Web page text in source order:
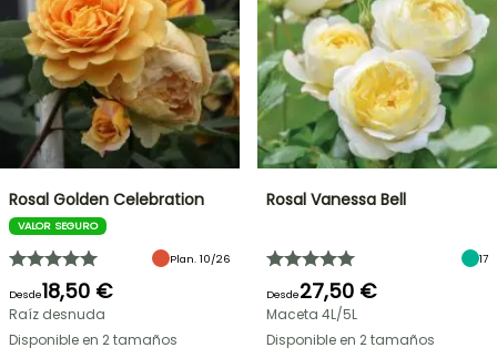
Rosal Golden Celebration
VALOR SEGURO
Plan. 10/26
Desde18,50 €
Raíz desnuda
Disponible en 2 tamaños
Rosal Vanessa Bell
17
Desde27,50 €
Maceta 4L/5L
Disponible en 2 tamaños